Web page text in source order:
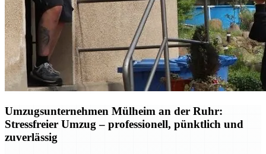
Umzugsunternehmen Mülheim an der Ruhr:
Stressfreier Umzug – professionell, pünktlich und
zuverlässig